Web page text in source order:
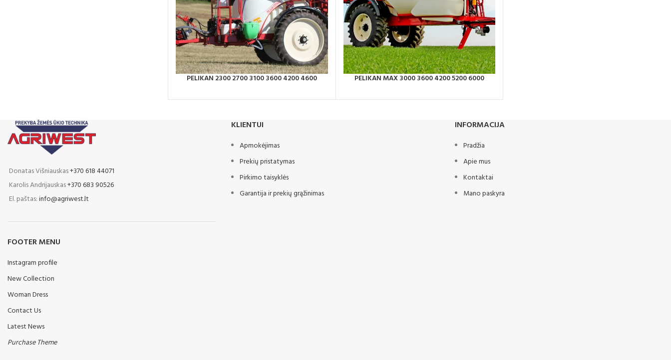
PELIKAN 2300 2700 3100 3600 4200 4600 PELIKAN MAX 3000 3600 4200 5200 6000
Donatas Višniauskas+370 618 44071
Karolis Andrijauskas+370 683 90526
El. paštas:info@agriwest.lt
FOOTER MENU
Instagram profile
New Collection
Woman Dress
Contact Us
Latest News
Purchase Theme
KLIENTUI
Apmokėjimas
Prekių pristatymas
Pirkimo taisyklės
Garantija ir prekių grąžinimas
INFORMACIJA
Pradžia
Apie mus
Kontaktai
Mano paskyra